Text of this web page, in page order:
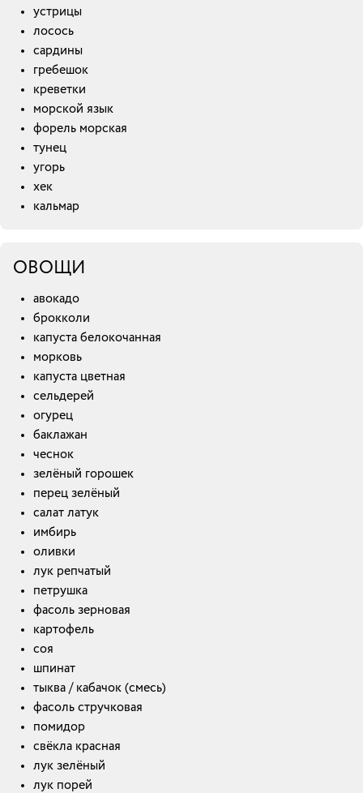
устрицы
лосось
сардины
гребешок
креветки
морской язык
форель морская
тунец
угорь
хек
кальмар
ОВОЩИ
авокадо
брокколи
капуста белокочанная
морковь
капуста цветная
сельдерей
огурец
баклажан
чеснок
зелёный горошек
перец зелёный
салат латук
имбирь
оливки
лук репчатый
петрушка
фасоль зерновая
картофель
соя
шпинат
тыква / кабачок (смесь)
фасоль стручковая
помидор
свёкла красная
лук зелёный
лук порей